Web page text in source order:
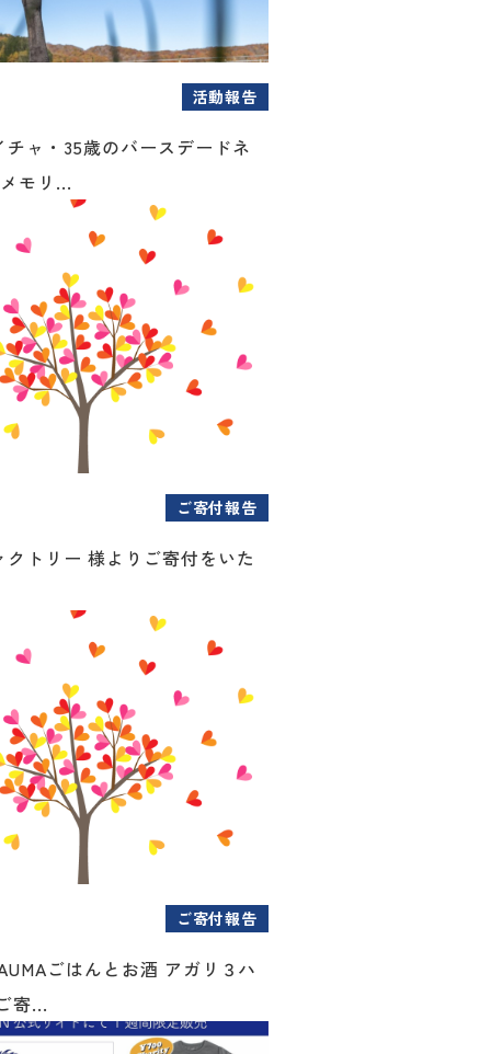
活動報告
ャ・35歳のバースデードネ
モリ...
ご寄付報告
クトリー 様よりご寄付をいた
ご寄付報告
ごはんとお酒 アガリ３ハ
寄...